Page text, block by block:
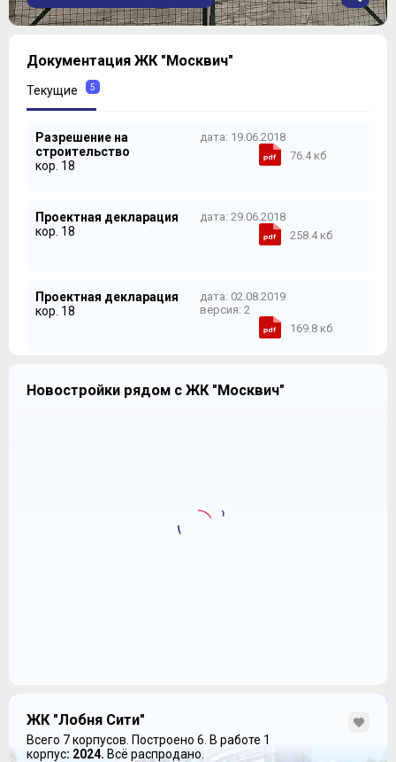
2
6
7
Документация ЖК "Москвич"
Текущие 5
Разрешение на
строительство
кор. 18
дата: 19.06.2018
76.4 кб
Проектная декларация
кор. 18
дата: 29.06.2018
258.4 кб
Проектная декларация
кор. 18
дата: 02.08.2019
версия: 2
169.8 кб
кор. 18
Новостройки рядом с ЖК "Москвич"
ЖК "Лобня Сити"
Всего 7 корпусов. Построено 6. В работе 1
корпус: 2024. Всё распродано.